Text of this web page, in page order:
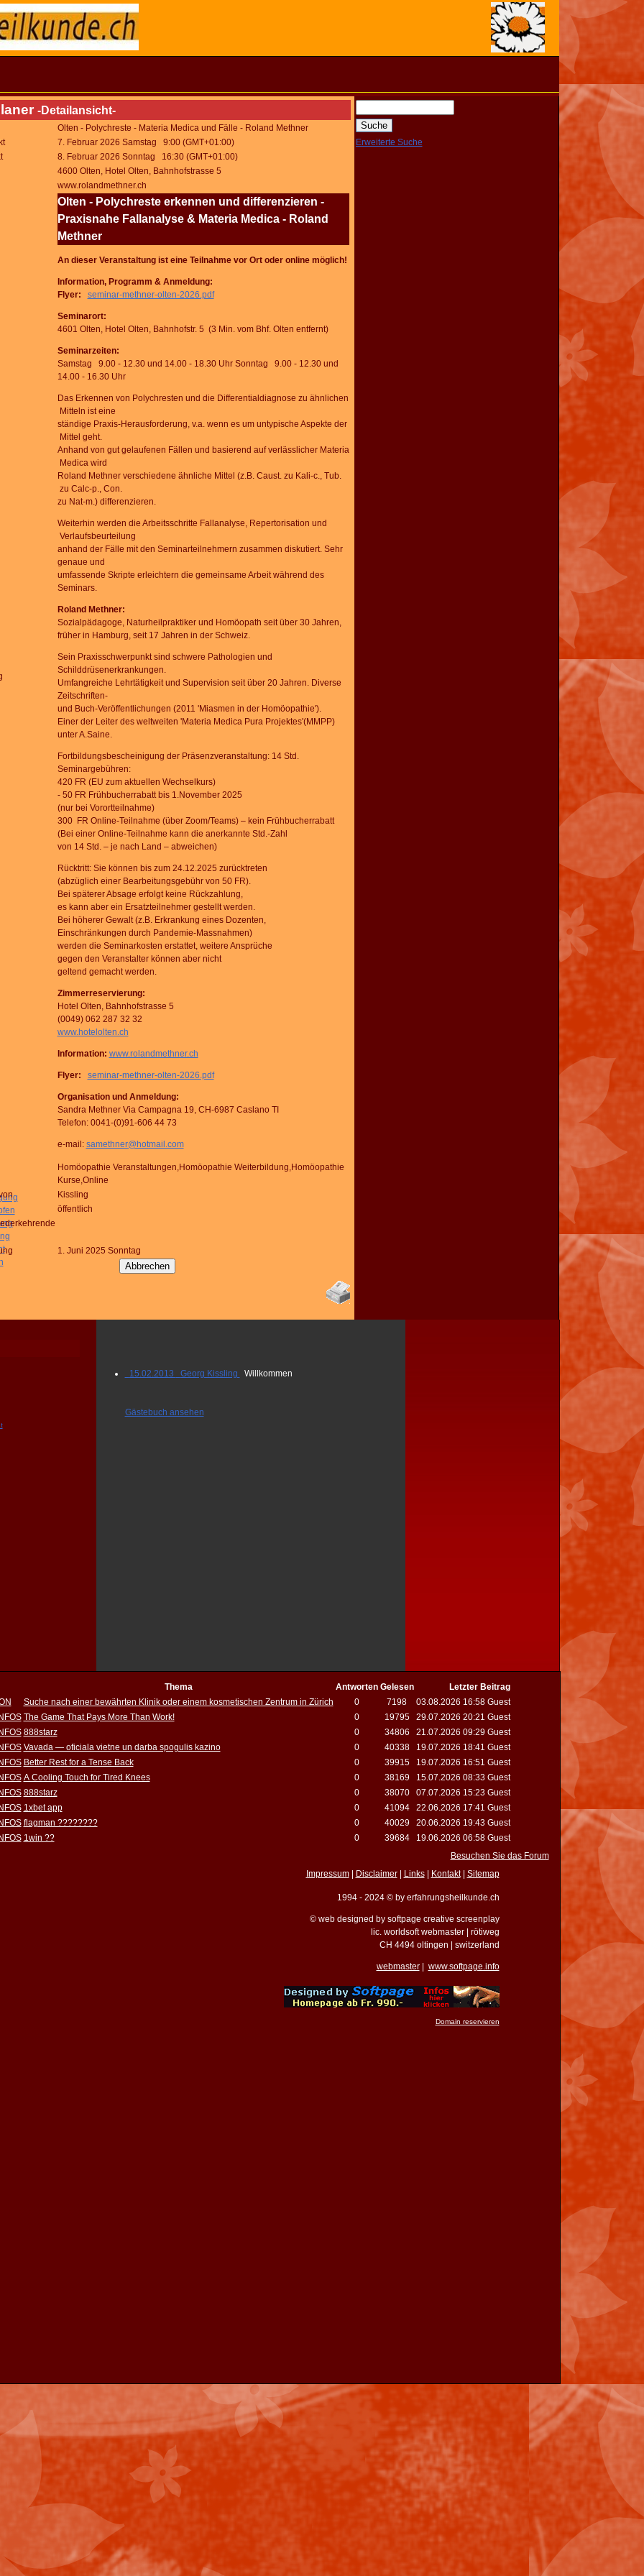
-Detailansicht-
Olten - Polychreste - Materia Medica und Fälle - Roland Methner
7. Februar 2026 Samstag 9:00 (GMT+01:00)
8. Februar 2026 Sonntag 16:30 (GMT+01:00)
4600 Olten, Hotel Olten, Bahnhofstrasse 5
www.rolandmethner.ch
Olten - Polychreste erkennen und differenzieren -
Praxisnahe Fallanalyse & Materia Medica - Roland
Methner
An dieser Veranstaltung ist eine Teilnahme vor Ort oder online möglich!
Information, Programm & Anmeldung:
Flyer: seminar-methner-olten-2026.pdf
Seminarort:
4601 Olten, Hotel Olten, Bahnhofstr. 5 (3 Min. vom Bhf. Olten entfernt)
Seminarzeiten:
Samstag 9.00 - 12.30 und 14.00 - 18.30 Uhr Sonntag 9.00 - 12.30 und
14.00 - 16.30 Uhr
Das Erkennen von Polychresten und die Differentialdiagnose zu ähnlichen
Mitteln ist eine
ständige Praxis-Herausforderung, v.a. wenn es um untypische Aspekte der
Mittel geht.
Anhand von gut gelaufenen Fällen und basierend auf verlässlicher Materia
Medica wird
Roland Methner verschiedene ähnliche Mittel (z.B. Caust. zu Kali-c., Tub.
zu Calc-p., Con.
zu Nat-m.) differenzieren.
Weiterhin werden die Arbeitsschritte Fallanalyse, Repertorisation und
Verlaufsbeurteilung
anhand der Fälle mit den Seminarteilnehmern zusammen diskutiert. Sehr
genaue und
umfassende Skripte erleichtern die gemeinsame Arbeit während des
Seminars.
Roland Methner:
Sozialpädagoge, Naturheilpraktiker und Homöopath seit über 30 Jahren,
früher in Hamburg, seit 17 Jahren in der Schweiz.
Sein Praxisschwerpunkt sind schwere Pathologien und
Schilddrüsenerkrankungen.
Umfangreiche Lehrtätigkeit und Supervision seit über 20 Jahren. Diverse
Zeitschriften-
und Buch-Veröffentlichungen (2011 'Miasmen in der Homöopathie').
Einer der Leiter des weltweiten 'Materia Medica Pura Projektes'(MMPP)
unter A.Saine.
Fortbildungsbescheinigung der Präsenzveranstaltung: 14 Std.
Seminargebühren:
420 FR (EU zum aktuellen Wechselkurs)
- 50 FR Frühbucherrabatt bis 1.November 2025
(nur bei Vorortteilnahme)
300 FR Online-Teilnahme (über Zoom/Teams) – kein Frühbucherrabatt
(Bei einer Online-Teilnahme kann die anerkannte Std.-Zahl
von 14 Std. – je nach Land – abweichen)
Rücktritt: Sie können bis zum 24.12.2025 zurücktreten
(abzüglich einer Bearbeitungsgebühr von 50 FR).
Bei späterer Absage erfolgt keine Rückzahlung,
es kann aber ein Ersatzteilnehmer gestellt werden.
Bei höherer Gewalt (z.B. Erkrankung eines Dozenten,
Einschränkungen durch Pandemie-Massnahmen)
werden die Seminarkosten erstattet, weitere Ansprüche
gegen den Veranstalter können aber nicht
geltend gemacht werden.
Zimmerreservierung:
Hotel Olten, Bahnhofstrasse 5
(0049) 062 287 32 32
www.hotelolten.ch
Information: www.rolandmethner.ch
Flyer: seminar-methner-olten-2026.pdf
Organisation und Anmeldung:
Sandra Methner Via Campagna 19, CH-6987 Caslano TI
Telefon: 0041-(0)91-606 44 73
e-mail: samethner@hotmail.com
Homöopathie Veranstaltungen,Homöopathie Weiterbildung,Homöopathie
Kurse,Online
Kissling
öffentlich
1. Juni 2025 Sonntag
Erweiterte Suche
15.02.2013 Georg Kissling Willkommen
Gästebuch ansehen
Thema Antworten Gelesen
Letzter Beitrag
Suche nach einer bewährten Klinik oder einem kosmetischen Zentrum in Zürich 0 7198
03.08.2026 16:58 Guest
The Game That Pays More Than Work! 0 19795
29.07.2026 20:21 Guest
888starz 0 34806
21.07.2026 09:29 Guest
Vavada — oficiala vietne un darba spogulis kazino 0 40338
19.07.2026 18:41 Guest
Better Rest for a Tense Back 0 39915
19.07.2026 16:51 Guest
A Cooling Touch for Tired Knees 0 38169
15.07.2026 08:33 Guest
888starz 0 38070
07.07.2026 15:23 Guest
1xbet app 0 41094
22.06.2026 17:41 Guest
flagman ???????? 0 40029
20.06.2026 19:43 Guest
1win ?? 0 39684
19.06.2026 06:58 Guest
Besuchen Sie das Forum
Impressum| Disclaimer| Links| Kontakt| Sitemap
1994 - 2024 © by erfahrungsheilkunde.ch
© web designed by softpage creative screenplay
lic. worldsoft webmaster | rötiweg
CH 4494 oltingen | switzerland
webmaster| www.softpage.info
Domain reservieren